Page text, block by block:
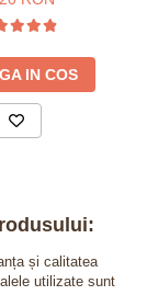
IN COS
și calitatea
utilizate sunt